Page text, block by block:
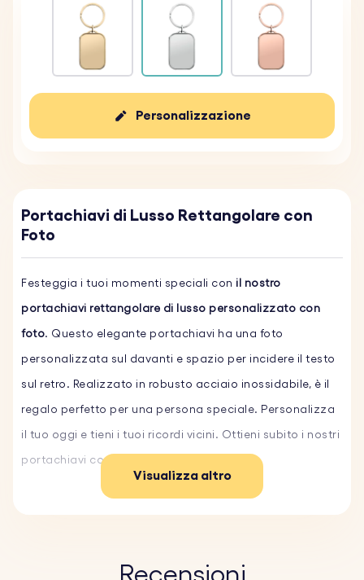
Personalizzazione
Portachiavi di Lusso Rettangolare con
Foto
Festeggia i tuoi momenti speciali con il nostro
portachiavi rettangolare di lusso personalizzato con
foto. Questo elegante portachiavi ha una foto
personalizzata sul davanti e spazio per incidere il testo
sul retro. Realizzato in robusto acciaio inossidabile, è il
regalo perfetto per una persona speciale. Personalizza
il tuo oggi e tieni i tuoi ricordi vicini. Ottieni subito i nostri
portachiavi con foto!
Visualizza altro